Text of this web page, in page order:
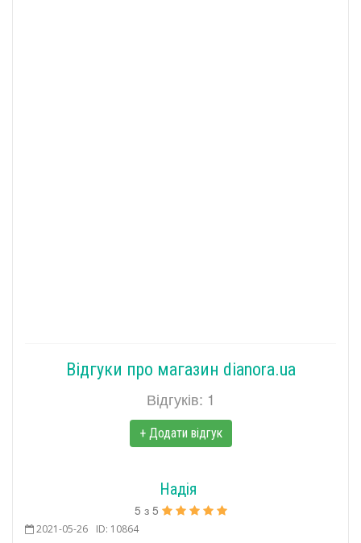
Відгуки про магазин dianora.ua
Відгуків: 1
+ Додати відгук
Надія
5 з 5
2021-05-26 ID: 10864